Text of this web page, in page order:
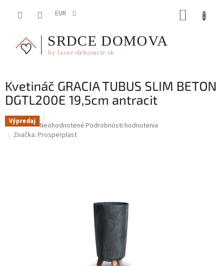
EUR
Kvetináč GRACIA TUBUS SLIM BETON
DGTL200E 19,5cm antracit
Výpredaj Priemerné
hodnotenie
Neohodnotené Podrobnosti hodnotenia
Značka: Prosperplast